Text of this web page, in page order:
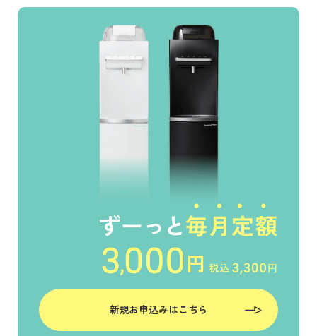
新規お申込みはこちら